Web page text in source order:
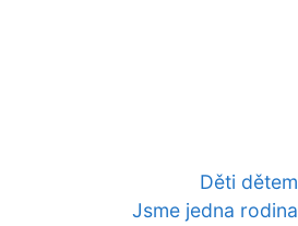
Děti dětem
Jsme jedna rodina